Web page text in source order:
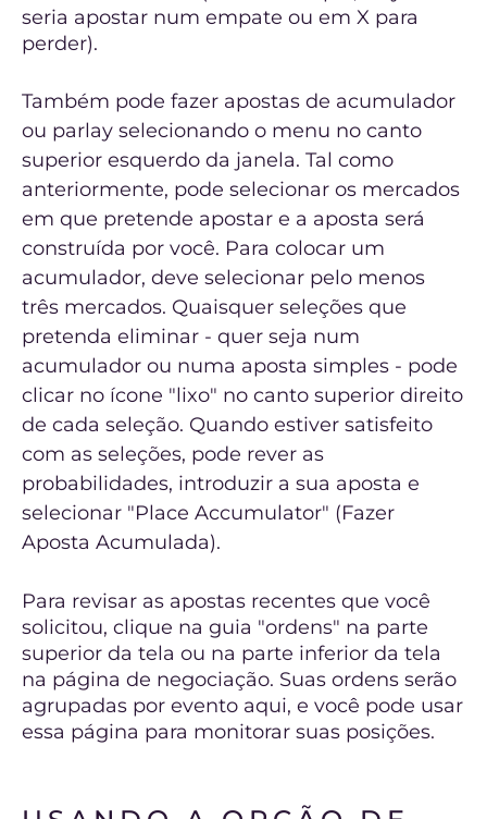
seria apostar num empate ou em X para
perder).
Também pode fazer apostas de acumulador
ou parlay selecionando o menu no canto
superior esquerdo da janela. Tal como
anteriormente, pode selecionar os mercados
em que pretende apostar e a aposta será
construída por você. Para colocar um
acumulador, deve selecionar pelo menos
três mercados. Quaisquer seleções que
pretenda eliminar - quer seja num
acumulador ou numa aposta simples - pode
clicar no ícone "lixo" no canto superior direito
de cada seleção. Quando estiver satisfeito
com as seleções, pode rever as
probabilidades, introduzir a sua aposta e
selecionar "Place Accumulator" (Fazer
Aposta Acumulada).
Para revisar as apostas recentes que você
solicitou, clique na guia "ordens" na parte
superior da tela ou na parte inferior da tela
na página de negociação. Suas ordens serão
agrupadas por evento aqui, e você pode usar
essa página para monitorar suas posições.